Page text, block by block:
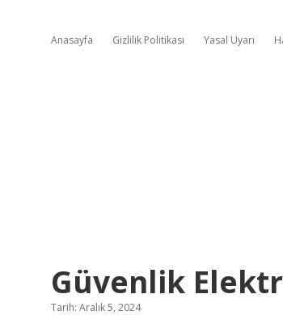
Anasayfa Gizlilik Politikası Yasal Uyarı
Güvenlik
Tarih: Aralık 5, 2024